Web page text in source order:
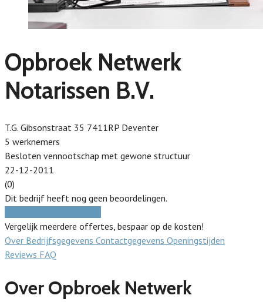
Opbroek Netwerk
Notarissen B.V.
T.G. Gibsonstraat 35 7411RP Deventer
5 werknemers
Besloten vennootschap met gewone structuur
22-12-2011
(0)
Dit bedrijf heeft nog geen beoordelingen.
Vergelijk meerdere offertes, bespaar op de kosten!
Over Bedrijfsgegevens Contactgegevens Openingstijden
Reviews FAQ
Over Opbroek Netwerk